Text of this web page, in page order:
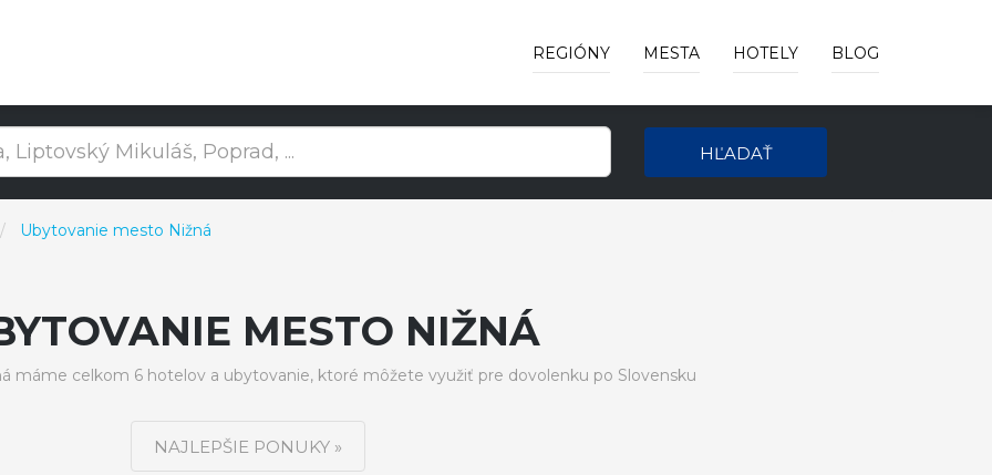
REGIÓNY MESTA HOTELY BLOG
HĽADAŤ
Ubytovanie mesto Nižná
MESTO NIŽNÁ
máme celkom 6 hotelov a ubytovanie, ktoré môžete využiť pre dovolenku po Slovensku
NAJLEPŠIE PONUKY »